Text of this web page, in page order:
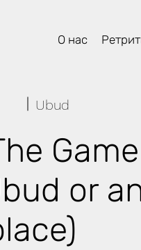
О нас
Ubud
or